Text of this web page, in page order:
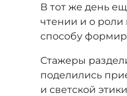
В тот же день
чтении и о роли
способу
Стажеры
поделились
и светской